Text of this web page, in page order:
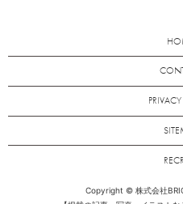
Copyright © 株式会社